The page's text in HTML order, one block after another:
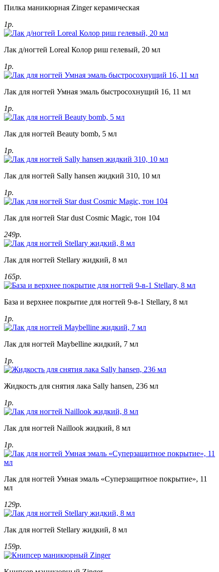
Пилка маникюрная Zinger керамическая
1р.
Лак д/ногтей Loreal Колор риш гелевый, 20 мл
1р.
Лак для ногтей Умная эмаль быстросохнущий 16, 11 мл
1р.
Лак для ногтей Beauty bomb, 5 мл
1р.
Лак для ногтей Sally hansen жидкий 310, 10 мл
1р.
Лак для ногтей Star dust Cosmic Magic, тон 104
249р.
Лак для ногтей Stellary жидкий, 8 мл
165р.
База и верхнее покрытие для ногтей 9-в-1 Stellary, 8 мл
1р.
Лак для ногтей Maybelline жидкий, 7 мл
1р.
Жидкость для снятия лака Sally hansen, 236 мл
1р.
Лак для ногтей Naillook жидкий, 8 мл
1р.
Лак для ногтей Умная эмаль «Суперзащитное покрытие», 11
мл
129р.
Лак для ногтей Stellary жидкий, 8 мл
159р.